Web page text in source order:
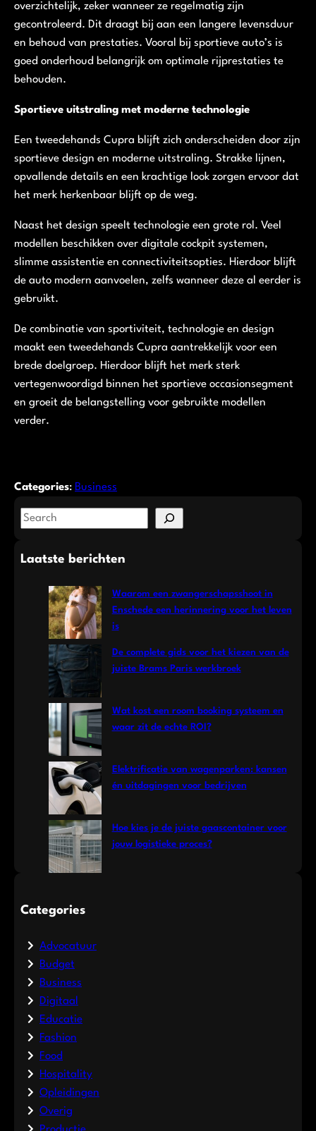
overzichtelijk, zeker wanneer ze regelmatig zijn
gecontroleerd. Dit draagt bij aan een langere levensduur
en behoud van prestaties. Vooral bij sportieve auto’s is
goed onderhoud belangrijk om optimale rijprestaties te
behouden.
Sportieve uitstraling met moderne technologie
Een tweedehands Cupra blijft zich onderscheiden door zijn
sportieve design en moderne uitstraling. Strakke lijnen,
opvallende details en een krachtige look zorgen ervoor dat
het merk herkenbaar blijft op de weg.
Naast het design speelt technologie een grote rol. Veel
modellen beschikken over digitale cockpit systemen,
slimme assistentie en connectiviteitsopties. Hierdoor blijft
de auto modern aanvoelen, zelfs wanneer deze al eerder is
gebruikt.
De combinatie van sportiviteit, technologie en design
maakt een tweedehands Cupra aantrekkelijk voor een
brede doelgroep. Hierdoor blijft het merk sterk
vertegenwoordigd binnen het sportieve occasionsegment
en groeit de belangstelling voor gebruikte modellen
verder.
Categories: Business
S
aLaatste berichten
Waarom een zwangerschapsshoot in
Enschede een herinnering voor het leven
is
De complete gids voor het kiezen van de
juiste Brams Paris werkbroek
Wat kost een room booking systeem en
waar zit de echte ROI?
Elektrificatie van wagenparken: kansen
én uitdagingen voor bedrijven
Hoe kies je de juiste gaascontainer voor
jouw logistieke proces?
Categories
Advocatuur
Budget
Business
Digitaal
Educatie
Fashion
Food
Hospitality
Opleidingen
Overig